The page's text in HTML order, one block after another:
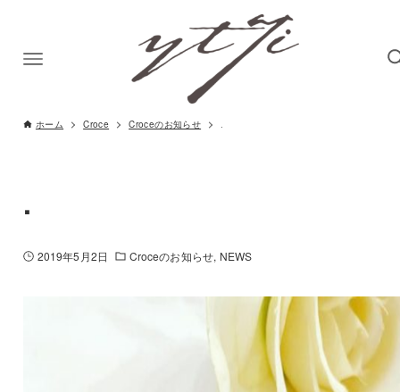
ホーム Croce Croceのお知らせ .
.
2019年5月2日 Croceのお知らせ NEWS